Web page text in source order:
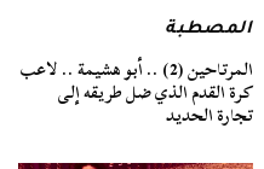
المصطبة
المرتاحين (2) .. أبو هشيمة .. لاعب
كرة القدم الذي ضل طريقه إلى
تجارة الحديد